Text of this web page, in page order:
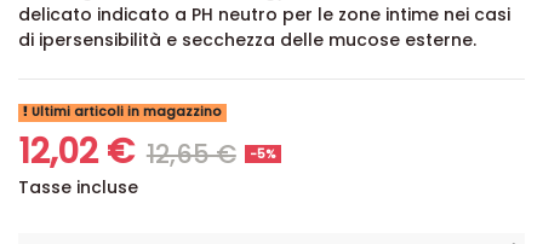
delicato indicato a PH neutro per le zone intime nei casi
di ipersensibilità e secchezza delle mucose esterne.
Ultimi articoli in magazzino
12,02 € 12,65 € -5%
Tasse incluse